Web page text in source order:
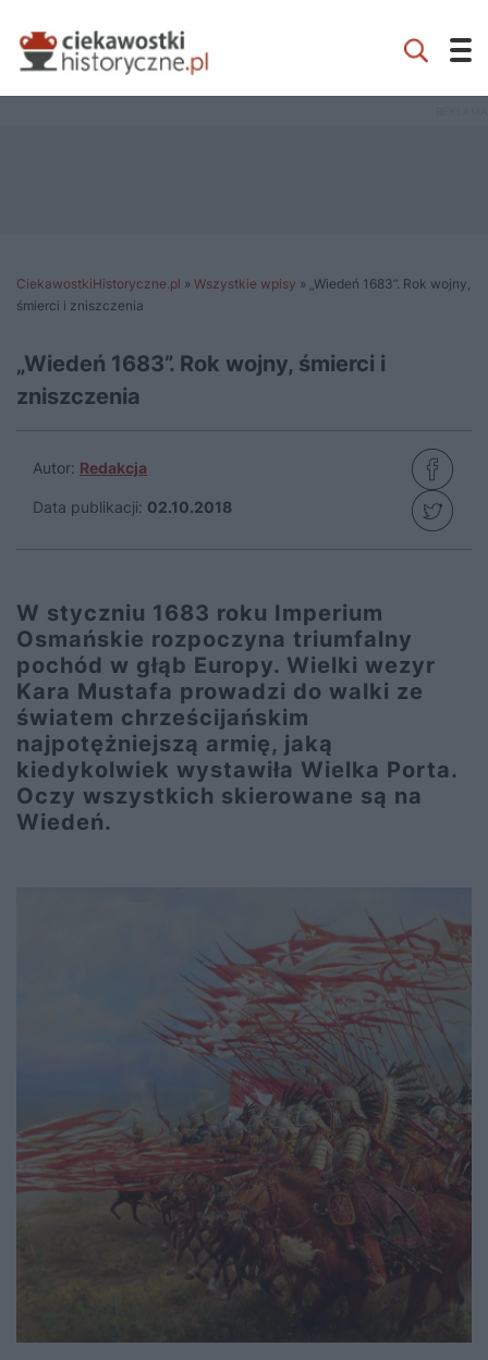
CiekawostkiHistoryczne.pl » Wszystkie wpisy » „Wiedeń 1683”. Rok wojny,
śmierci i zniszczenia
„Wiedeń 1683”. Rok wojny, śmierci i
zniszczenia
Autor: Redakcja
Data publikacji: 02.10.2018
W styczniu 1683 roku Imperium
Osmańskie rozpoczyna triumfalny
pochód w głąb Europy. Wielki wezyr
Kara Mustafa prowadzi do walki ze
światem chrześcijańskim
najpotężniejszą armię, jaką
kiedykolwiek wystawiła Wielka Porta.
Oczy wszystkich skierowane są na
Wiedeń.